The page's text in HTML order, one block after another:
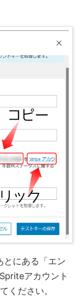
とにある「エン
アカウント
ください。